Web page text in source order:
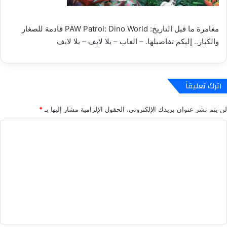
مغامرة ما قبل التاريخ: PAW Patrol: Dino World قادمة للصغار
والكبار.. إليكم تفاصيلها. – العاب – يلا لايف – يلا لايف
اترك تعليقاً
لن يتم نشر عنوان بريدك الإلكتروني. الحقول الإلزامية مشار إليها بـ *